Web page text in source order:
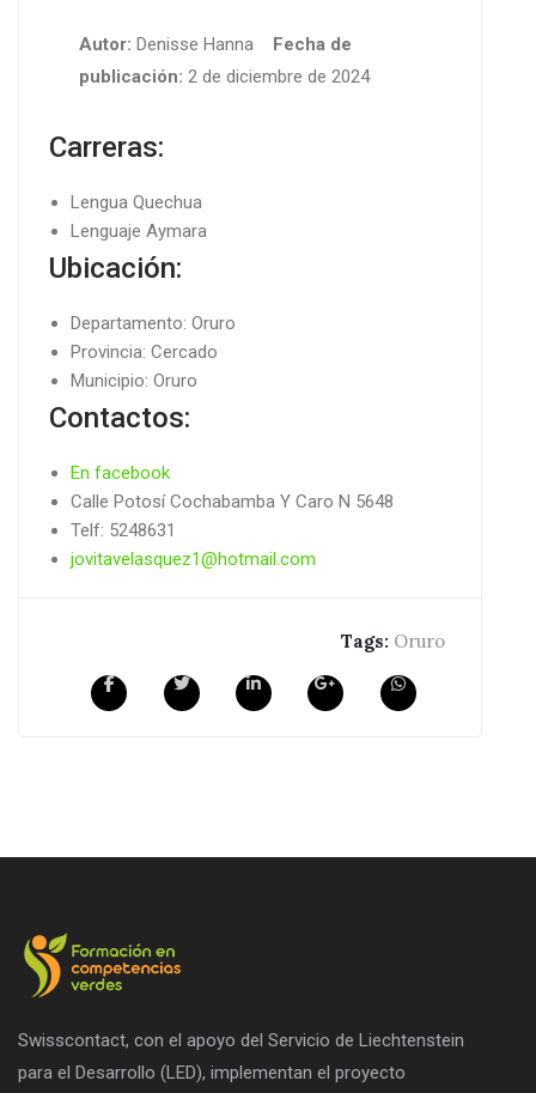
Autor: Denisse Hanna Fecha de
publicación: 2 de diciembre de 2024
Carreras:
Lengua Quechua
Lenguaje Aymara
Ubicación:
Departamento: Oruro
Provincia: Cercado
Municipio: Oruro
Contactos:
En facebook
Calle Potosí Cochabamba Y Caro N 5648
Telf: 5248631
jovitavelasquez1@hotmail.com
Tags: Oruro
Swisscontact, con el apoyo del Servicio de Liechtenstein
para el Desarrollo (LED), implementan el proyecto